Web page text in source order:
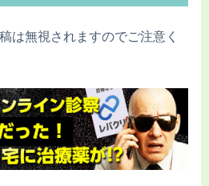
は無視されますのでご注意く